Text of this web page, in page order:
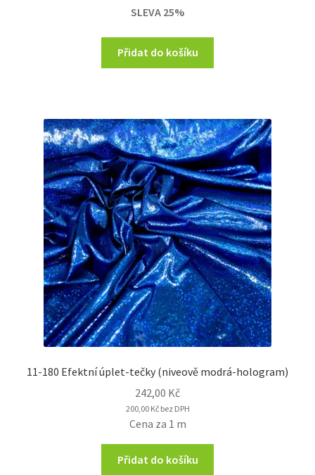
200,00 Kč.
SLEVA 25%
Přidat do košíku
11-180 Efektní úplet-tečky (niveově modrá-hologram)
242,00 Kč
200,00 Kčbez DPH
Cena za 1 m
Přidat do košíku